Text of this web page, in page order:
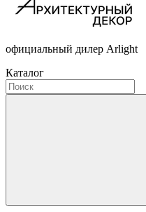
официальный дилер Arlight
Каталог